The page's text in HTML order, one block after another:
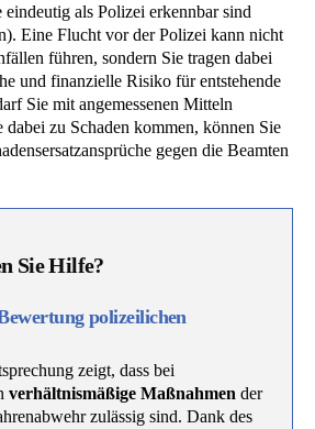
als Polizei erkennbar sind
Eine Flucht vor der Polizei kann nicht
führen, sondern Sie tragen dabei
und finanzielle Risiko für entstehende
Sie mit angemessenen Mitteln
dabei zu Schaden kommen, können Sie
gegen die Beamten
Sie Hilfe?
polizeilichen
zeigt, dass bei
verhältnismäßige Maßnahmen der
zulässig sind. Dank des